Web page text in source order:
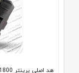
هد اصلی پرینتر Epson EcoTank L1800